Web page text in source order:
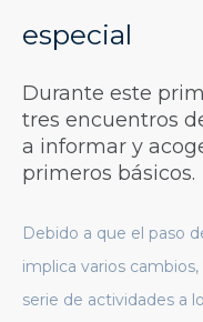
especial
Durante este
tres encuentros
a informar y
primeros básicos.
Debido a que el paso
implica varios
serie de actividades a